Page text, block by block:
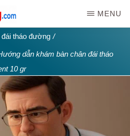
MENU
tháo đường /
dẫn khám bàn chân đái tháo
10 gr